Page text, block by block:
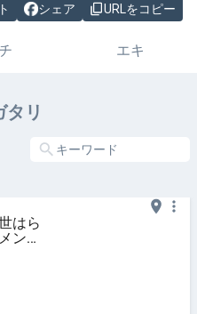
シェア URLをコピー
エキ
タリ
はら
ン＆